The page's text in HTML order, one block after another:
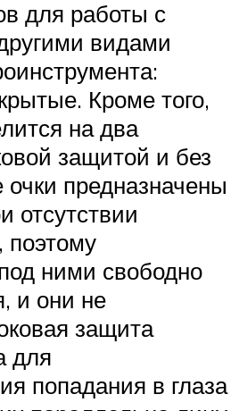
для работы с
видами
Кроме того,
на два
защитой и без
предназначены
отсутствии
поэтому
ними свободно
и они не
защита
для
попадания в глаза